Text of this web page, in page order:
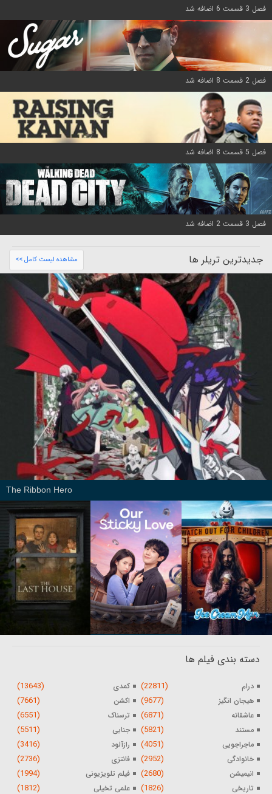
فصل 3 قسمت 6 اضافه شد
فصل 2 قسمت 8 اضافه شد
فصل 5 قسمت 8 اضافه شد
فصل 3 قسمت 2 اضافه شد
جدیدترین تریلر ها مشاهده لیست کامل >>
The Ribbon Hero
دسته بندی فیلم ها
درام (22811) کمدی (13643)
هیجان انگیز (9677) اکشن (7661)
عاشقانه (6871) ترسناک (6551)
مستند (5821) جنایی (5511)
ماجراجویی (4051) رازآلود (3416)
خانوادگی (2952) فانتزی (2736)
انیمیشن (2680) فیلم تلویزیونی (1994)
تاریخی (1826) علمی تخیلی (1812)